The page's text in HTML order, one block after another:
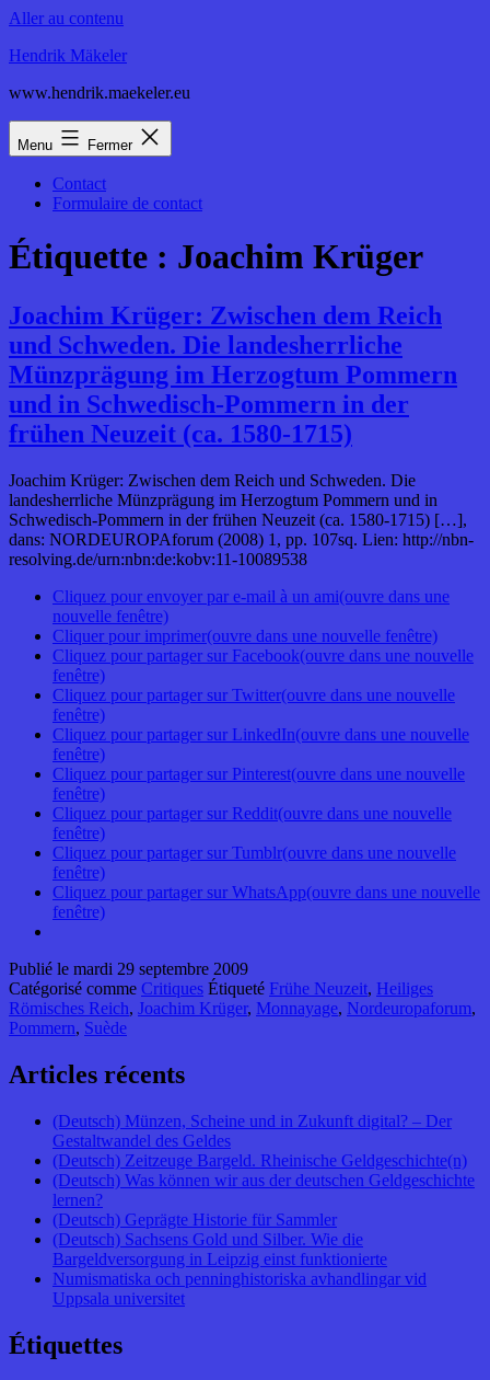
Aller au contenu
Hendrik Mäkeler
www.hendrik.maekeler.eu
Menu Fermer
Contact
Formulaire de contact
Étiquette : Joachim Krüger
Joachim Krüger: Zwischen dem Reich
und Schweden. Die landesherrliche
Münzprägung im Herzogtum Pommern
und in Schwedisch-Pommern in der
frühen Neuzeit (ca. 1580-1715)
Joachim Krüger: Zwischen dem Reich und Schweden. Die
landesherrliche Münzprägung im Herzogtum Pommern und in
Schwedisch-Pommern in der frühen Neuzeit (ca. 1580-1715) […],
dans: NORDEUROPAforum (2008) 1, pp. 107sq. Lien: http://nbn-
resolving.de/urn:nbn:de:kobv:11-10089538
Cliquez pour envoyer par e-mail à un ami(ouvre dans une
nouvelle fenêtre)
Cliquer pour imprimer(ouvre dans une nouvelle fenêtre)
Cliquez pour partager sur Facebook(ouvre dans une nouvelle
fenêtre)
Cliquez pour partager sur Twitter(ouvre dans une nouvelle
fenêtre)
Cliquez pour partager sur LinkedIn(ouvre dans une nouvelle
fenêtre)
Cliquez pour partager sur Pinterest(ouvre dans une nouvelle
fenêtre)
Cliquez pour partager sur Reddit(ouvre dans une nouvelle
fenêtre)
Cliquez pour partager sur Tumblr(ouvre dans une nouvelle
fenêtre)
Cliquez pour partager sur WhatsApp(ouvre dans une nouvelle
fenêtre)
Publié le mardi 29 septembre 2009
Catégorisé comme Critiques Étiqueté Frühe Neuzeit, Heiliges
Römisches Reich, Joachim Krüger, Monnayage, Nordeuropaforum,
Pommern, Suède
Articles récents
(Deutsch) Münzen, Scheine und in Zukunft digital? – Der
Gestaltwandel des Geldes
(Deutsch) Zeitzeuge Bargeld. Rheinische Geldgeschichte(n)
(Deutsch) Was können wir aus der deutschen Geldgeschichte
lernen?
(Deutsch) Geprägte Historie für Sammler
(Deutsch) Sachsens Gold und Silber. Wie die
Bargeldversorgung in Leipzig einst funktionierte
Numismatiska och penninghistoriska avhandlingar vid
Uppsala universitet
Étiquettes